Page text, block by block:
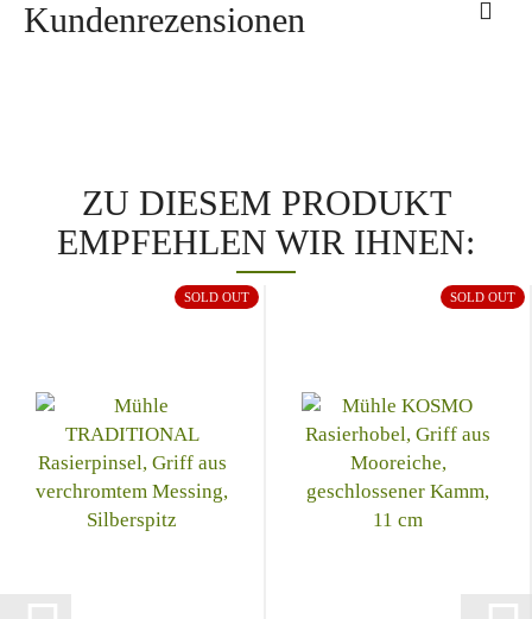
Kundenrezensionen
ZU DIESEM PRODUKT
EMPFEHLEN WIR IHNEN:
SOLD OUT SOLD OUT